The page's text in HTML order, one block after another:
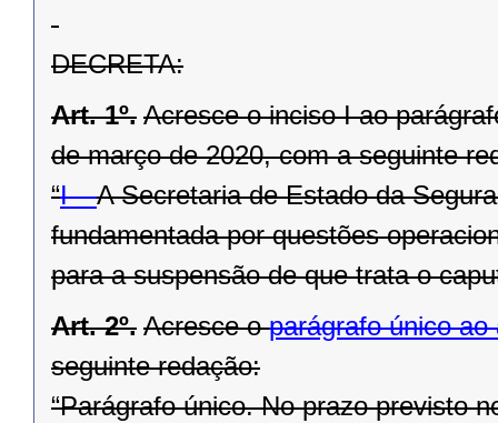
DECRETA:
Art. 1º. Acresce o inciso I ao
de março de 2020, com a seguinte
“I –A Secretaria de Estado da
fundamentada por questões
para a suspensão de que trata o
Art. 2º. Acresce oparágrafo único ao
seguinte redação:
“Parágrafo único. No prazo previsto